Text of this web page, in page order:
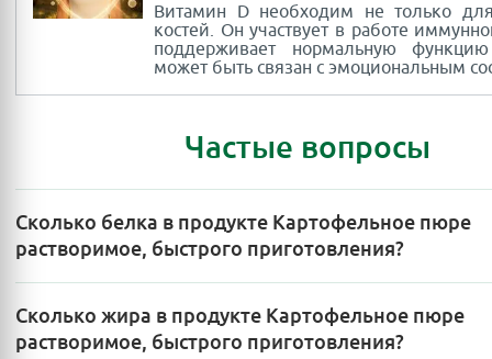
Витамин D необходим не только
костей. Он участвует в работе
поддерживает нормальную
может быть связан с эмоциональным
Частые вопросы
Сколько белка в продукте Картофельное пюре
растворимое, быстрого приготовления?
Сколько жира в продукте Картофельное пюре
растворимое, быстрого приготовления?